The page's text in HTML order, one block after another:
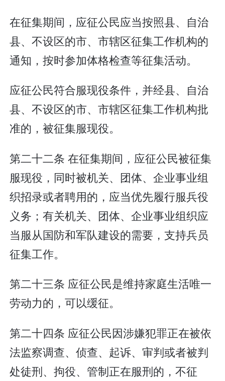
在征集期间，应征公民应当按照县、自治
县、不设区的市、市辖区征集工作机构的
通知，按时参加体格检查等征集活动。
应征公民符合服现役条件，并经县、自治
县、不设区的市、市辖区征集工作机构批
准的，被征集服现役。
第二十二条 在征集期间，应征公民被征集
服现役，同时被机关、团体、企业事业组
织招录或者聘用的，应当优先履行服兵役
义务；有关机关、团体、企业事业组织应
当服从国防和军队建设的需要，支持兵员
征集工作。
第二十三条 应征公民是维持家庭生活唯一
劳动力的，可以缓征。
第二十四条 应征公民因涉嫌犯罪正在被依
法监察调查、侦查、起诉、审判或者被判
处徒刑、拘役、管制正在服刑的，不征